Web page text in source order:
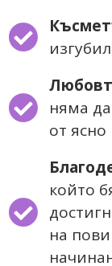
няма
от ясно
който
на